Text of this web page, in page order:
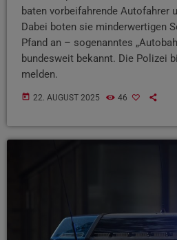
baten vorbeifahrende Autofahrer
Dabei boten sie minderwertigen
Pfand an – sogenanntes
bundesweit bekannt. Die Polizei
melden.
today 22. AUGUST 2025 46